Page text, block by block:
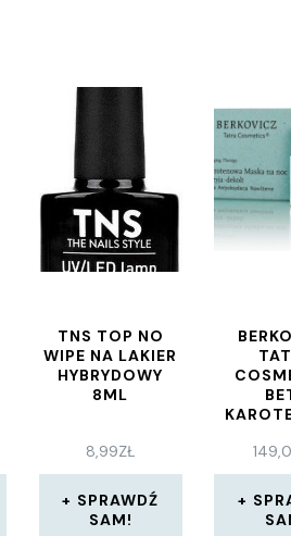
TNS TOP NO
WIPE NA LAKIER
HYBRYDOWY
8ML
8,99ZŁ
SPRAWDŹ
SAM!